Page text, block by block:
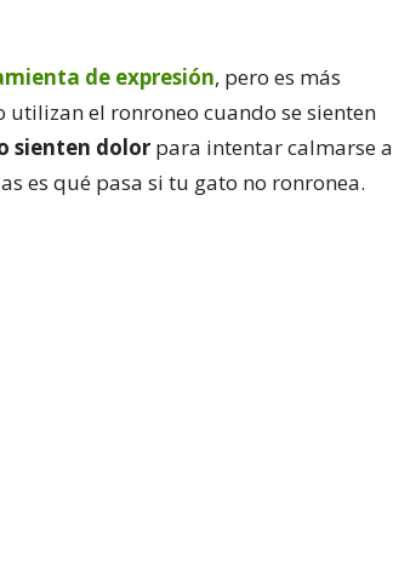
de expresión, pero es más
utilizan el ronroneo cuando se sienten
sienten dolor para intentar calmarse a
es qué pasa si tu gato no ronronea.